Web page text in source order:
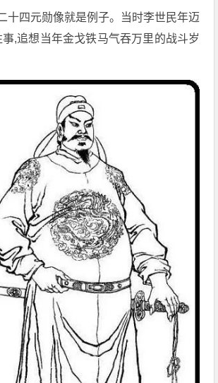
四元勋像就是例子。当时李世民年迈
,追想当年金戈铁马气吞万里的战斗岁